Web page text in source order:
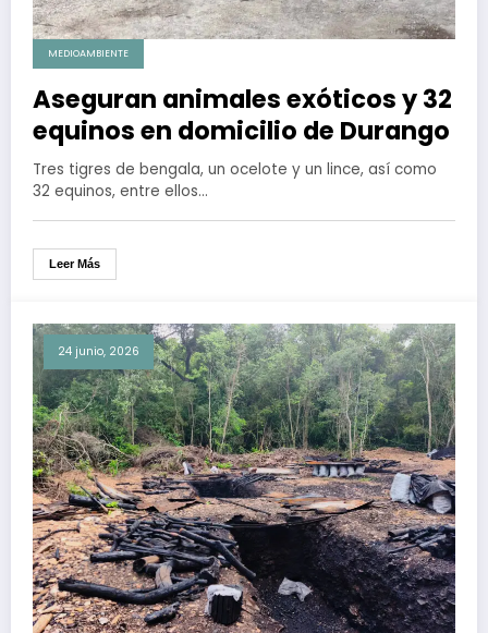
MEDIOAMBIENTE
Aseguran animales exóticos y 32
equinos en domicilio de Durango
Tres tigres de bengala, un ocelote y un lince, así como
32 equinos, entre ellos…
Leer Más
24 junio, 2026